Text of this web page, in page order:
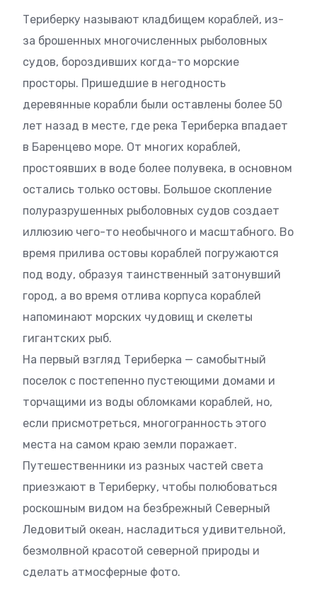
Териберку называют кладбищем кораблей, из-
за брошенных многочисленных рыболовных
судов, бороздивших когда-то морские
просторы. Пришедшие в негодность
деревянные корабли были оставлены более 50
лет назад в месте, где река Териберка впадает
в Баренцево море. От многих кораблей,
простоявших в воде более полувека, в основном
остались только остовы. Большое скопление
полуразрушенных рыболовных судов создает
иллюзию чего-то необычного и масштабного. Во
время прилива остовы кораблей погружаются
под воду, образуя таинственный затонувший
город, а во время отлива корпуса кораблей
напоминают морских чудовищ и скелеты
гигантских рыб.
На первый взгляд Териберка — самобытный
поселок с постепенно пустеющими домами и
торчащими из воды обломками кораблей, но,
если присмотреться, многогранность этого
места на самом краю земли поражает.
Путешественники из разных частей света
приезжают в Териберку, чтобы полюбоваться
роскошным видом на безбрежный Северный
Ледовитый океан, насладиться удивительной,
безмолвной красотой северной природы и
сделать атмосферные фото.